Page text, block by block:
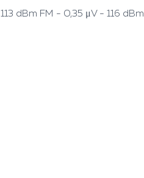
dBm FM - 0,35 μV - 116 dBm